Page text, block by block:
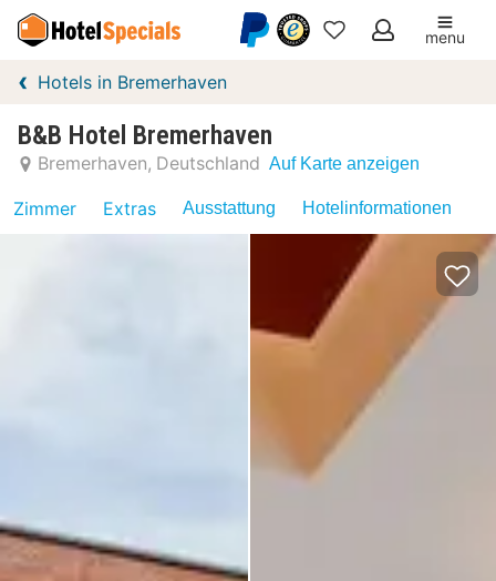
Meine
menu
Hotels in Bremerhaven
B&B Hotel Bremerhaven
Bremerhaven Deutschland Auf Karte anzeigen
Zimmer Extras Ausstattung Hotelinformationen